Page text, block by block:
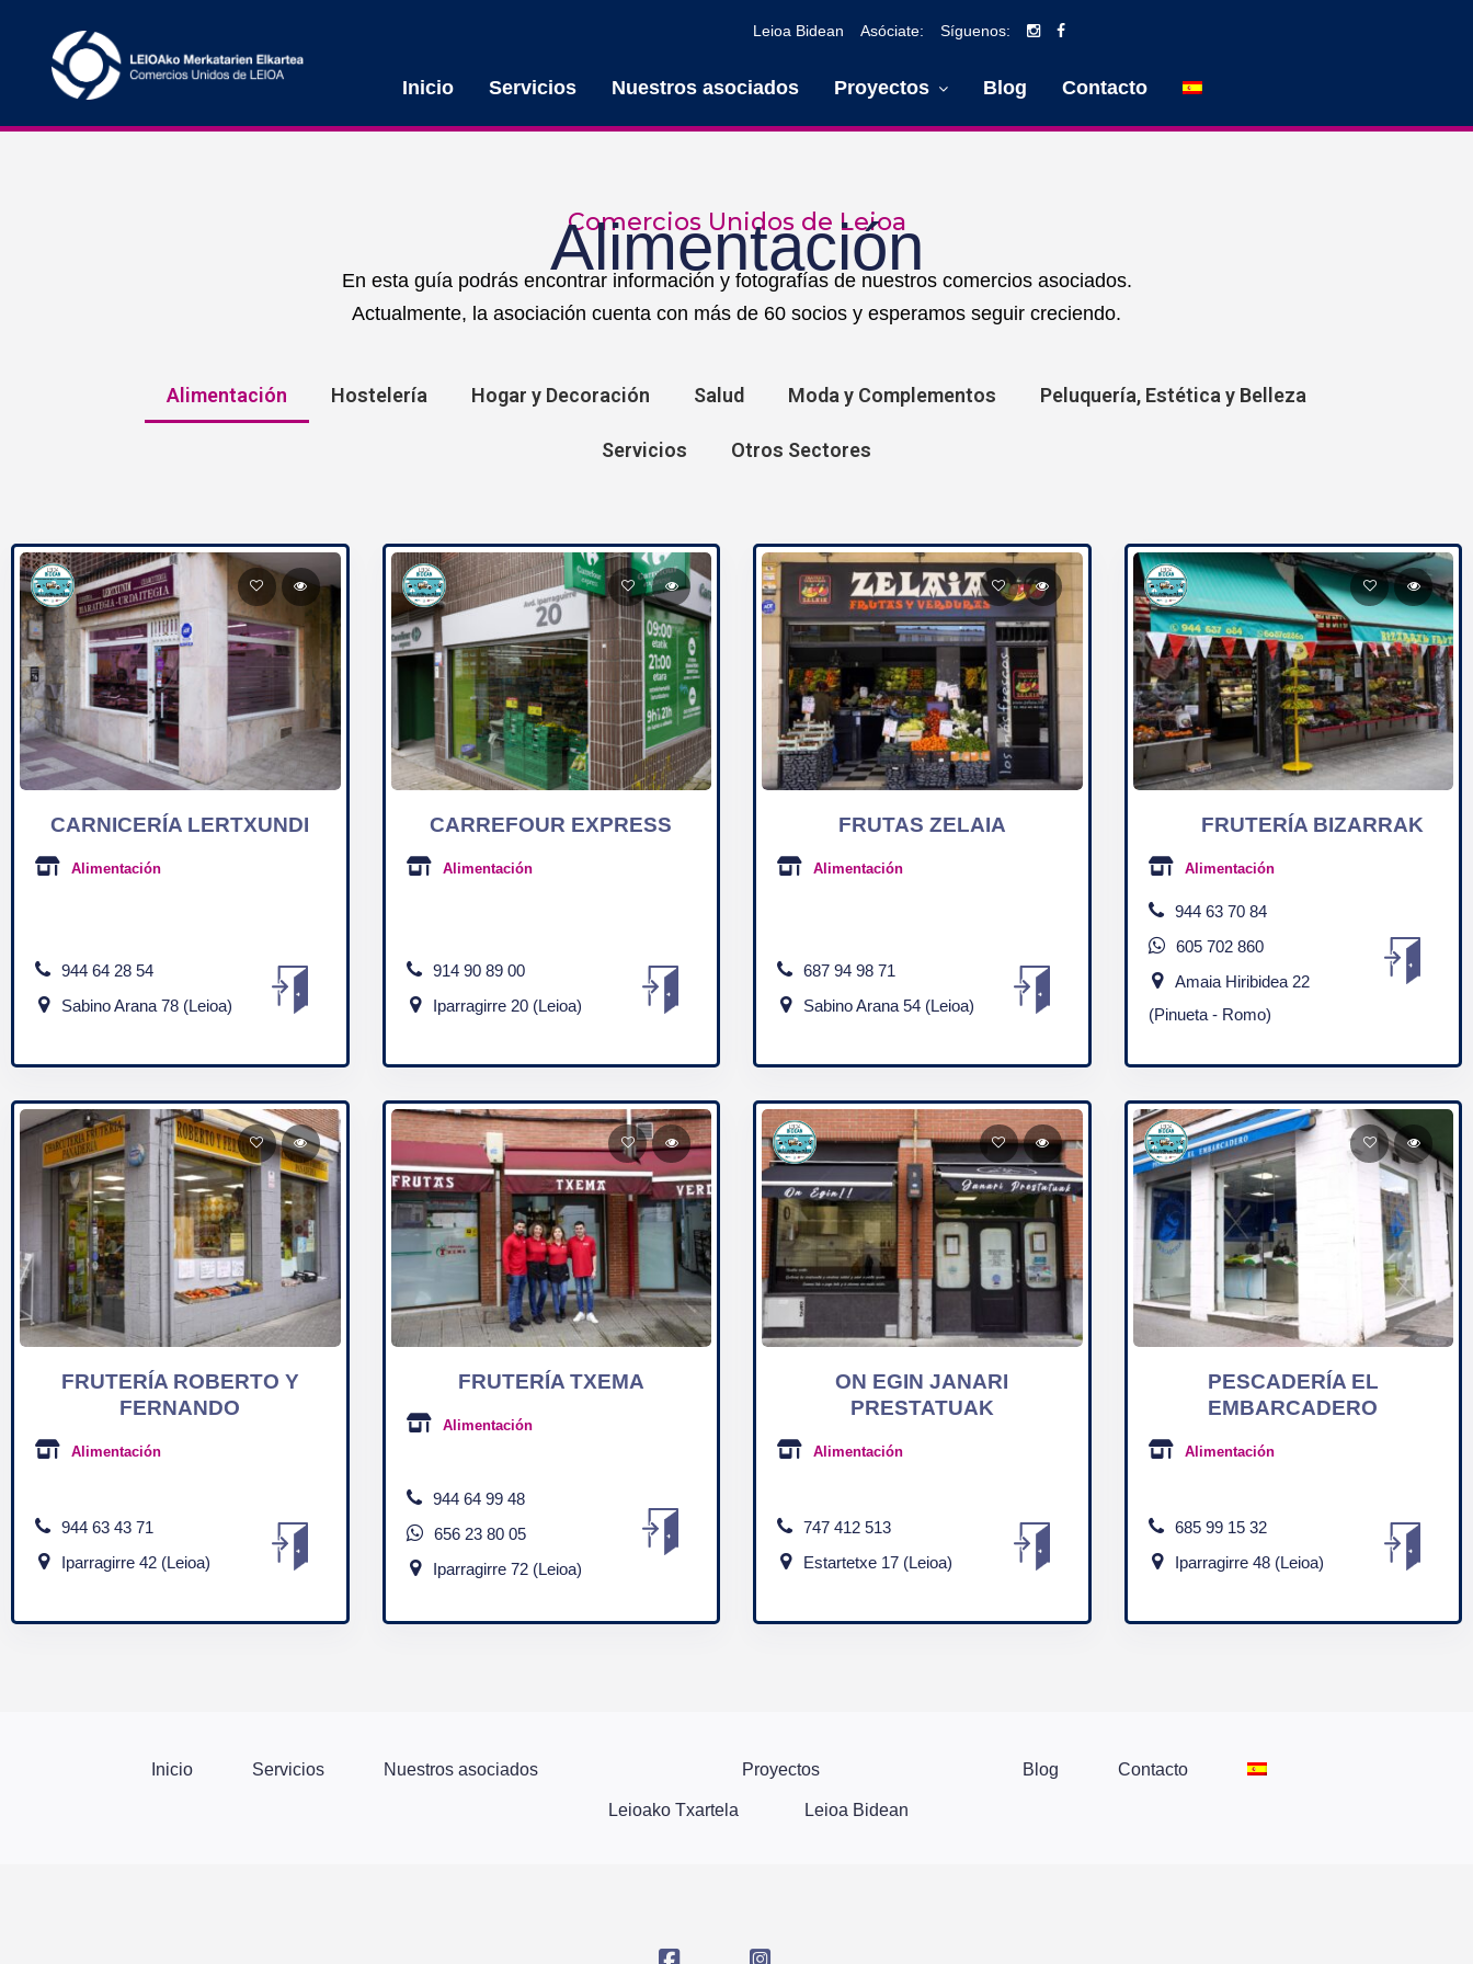
Leioa Bidean Asóciate: Síguenos:
Inicio Servicios Nuestros asociados Proyectos Blog Contacto
Comercios Unidos de Leioa
Alimentación
En esta guía podrás encontrar información y fotografías de nuestros comercios asociados.
Actualmente, la asociación cuenta con más de 60 socios y esperamos seguir creciendo.
Alimentación Hostelería Hogar y Decoración Salud Moda y Complementos Peluquería, Estética y Belleza
Servicios Otros Sectores
CARNICERÍA LERTXUNDI
Alimentación
944 64 28 54
Sabino Arana 78 (Leioa)
CARREFOUR EXPRESS
Alimentación
914 90 89 00
Iparragirre 20 (Leioa)
FRUTAS ZELAIA
Alimentación
687 94 98 71
Sabino Arana 54 (Leioa)
FRUTERÍA BIZARRAK
Alimentación
944 63 70 84
605 702 860
Amaia Hiribidea 22
(Pinueta - Romo)
FRUTERÍA ROBERTO Y
FERNANDO
Alimentación
944 63 43 71
Iparragirre 42 (Leioa)
FRUTERÍA TXEMA
Alimentación
944 64 99 48
656 23 80 05
Iparragirre 72 (Leioa)
ON EGIN JANARI
PRESTATUAK
Alimentación
747 412 513
Estartetxe 17 (Leioa)
PESCADERÍA EL
EMBARCADERO
Alimentación
685 99 15 32
Iparragirre 48 (Leioa)
Inicio Servicios Nuestros asociados Proyectos
Leioa Bidean
Leioako Txartela
Blog Contacto